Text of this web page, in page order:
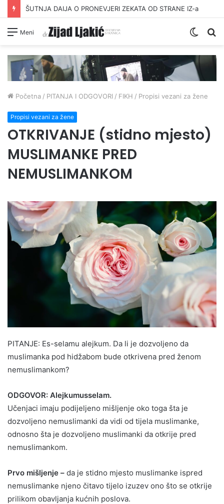
ŠUTNJA DAIJA O PRONEVJERI ZEKATA OD STRANE IZ-a
Meni
Switch
Početna / PITANJA I ODGOVORI / FIKH / Propisi vezani za žene
Propisi vezani za žene
OTKRIVANJE (stidno mjesto)
MUSLIMANKE PRED
NEMUSLIMANKOM
PITANJE: Es-selamu alejkum. Da li je dozvoljeno da
muslimanka pod hidžabom bude otkrivena pred ženom
nemuslimankom?
ODGOVOR: Alejkumusselam.
Učenjaci imaju podijeljeno mišljenje oko toga šta je
dozvoljeno nemuslimanki da vidi od tijela muslimanke,
odnosno šta je dozvoljeno muslimanki da otkrije pred
nemuslimankom.
Prvo mišljenje – da je stidno mjesto muslimanke ispred
nemuslimanke njeno čitavo tijelo izuzev ono što se otkrije
prilikom obavljanja kućnih poslova.